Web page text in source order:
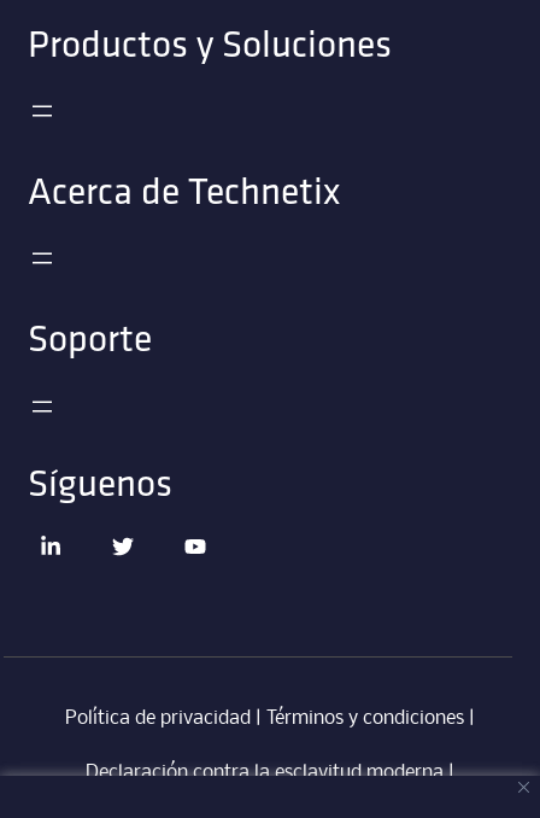
Productos y Soluciones
Acerca de Technetix
Soporte
Síguenos
Política de privacidad Términos y condiciones
Declaración contra la esclavitud moderna‎ |